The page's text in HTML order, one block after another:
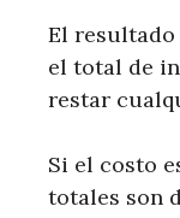
El
el total de
restar
Si el costo
totales son